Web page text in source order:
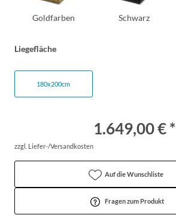
Goldfarben Schwarz
Liegefläche
180x200cm
1.649,00 € *
zzgl. Liefer-/Versandkosten
Auf die Wunschliste
Fragen zum Produkt